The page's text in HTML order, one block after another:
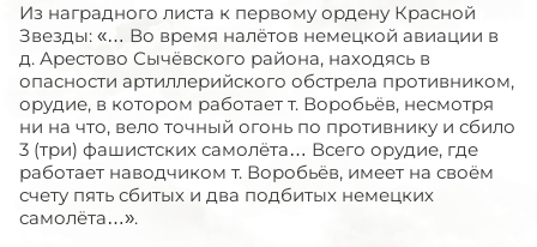
Из наградного листа к первому ордену Красной
Звезды: «… Во время налётов немецкой авиации в
д. Арестово Сычёвского района, находясь в
опасности артиллерийского обстрела противником,
орудие, в котором работает т. Воробьёв, несмотря
ни на что, вело точный огонь по противнику и сбило
3 (три) фашистских самолёта… Всего орудие, где
работает наводчиком т. Воробьёв, имеет на своём
счету пять сбитых и два подбитых немецких
самолёта…».